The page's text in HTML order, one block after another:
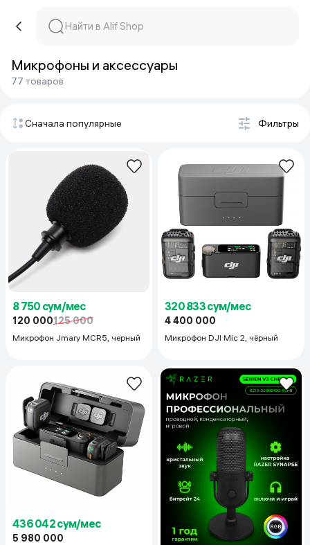
Микрофоны и аксессуары
77 товаров
Сначала популярные Фильтры
8 750 сум/мес
120 000125 000
Микрофон Jmary MCR5, черный
320 833 сум/мес
4 400 000
Микрофон DJI Mic 2, чёрный
436 042 сум/мес
5 980 000